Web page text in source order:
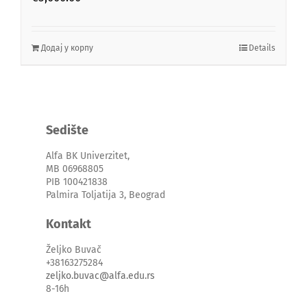
Додај у корпу Details
Sedište
Alfa BK Univerzitet,
MB 06968805
PIB 100421838
Palmira Toljatija 3, Beograd
Kontakt
Željko Buvač
+38163275284
zeljko.buvac@alfa.edu.rs
8-16h